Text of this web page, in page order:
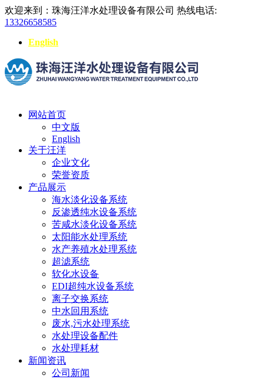
欢迎来到：珠海汪洋水处理设备有限公司 热线电话:
13326658585
English
网站首页
中文版
English
关于汪洋
企业文化
荣誉资质
产品展示
海水淡化设备系统
反渗透纯水设备系统
苦咸水淡化设备系统
太阳能水处理系统
水产养殖水处理系统
超滤系统
软化水设备
EDI超纯水设备系统
离子交换系统
中水回用系统
废水,污水处理系统
水处理设备配件
水处理耗材
新闻资讯
公司新闻